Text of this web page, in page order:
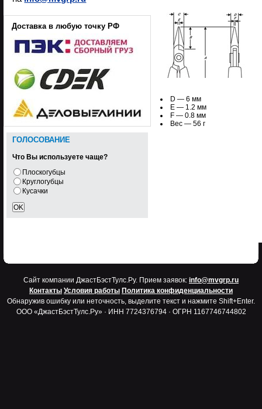
Доставка в любую точку РФ
ГОЛОСОВАНИЕ
Что Вы используете чаще?
Плоскогубцы
Круглогубцы
Кусачки
D — 6 мм
E — 1.2 мм
F — 0.8 мм
Вес — 56 г
Cайт компании ДжастБэстТулс.Ру. Прием заявок: info@mvgrp.ru
Контакты Условия работы Политика конфиденциальности
Обнаружив ошибку или неточность, выделите текст и нажмите Shift+Enter.
ООО «ДжастБэстТулс.Ру» · ИНН 7724376794 · ОГРН 1167746744802